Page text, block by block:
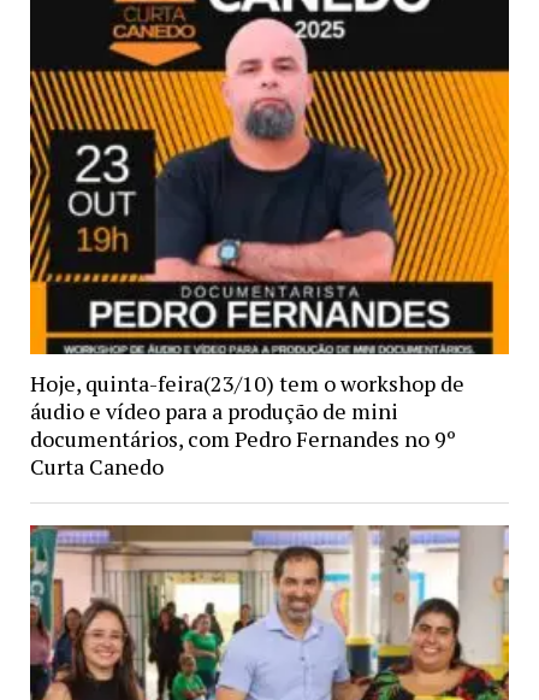
Hoje, quinta-feira(23/10) tem o workshop de
áudio e vídeo para a produção de mini
documentários, com Pedro Fernandes no 9º
Curta Canedo